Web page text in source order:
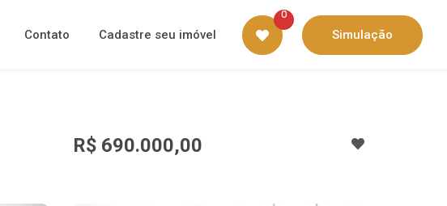
Contato Cadastre seu imóvel
0
Simulação
R$ 690.000,00